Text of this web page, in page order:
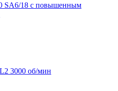
SA6/18 с повышенным
3000 об/мин